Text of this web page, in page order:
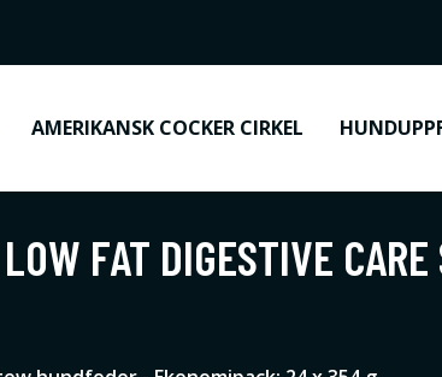
AMERIKANSK COCKER CIRKEL
FAT DIGESTIVE